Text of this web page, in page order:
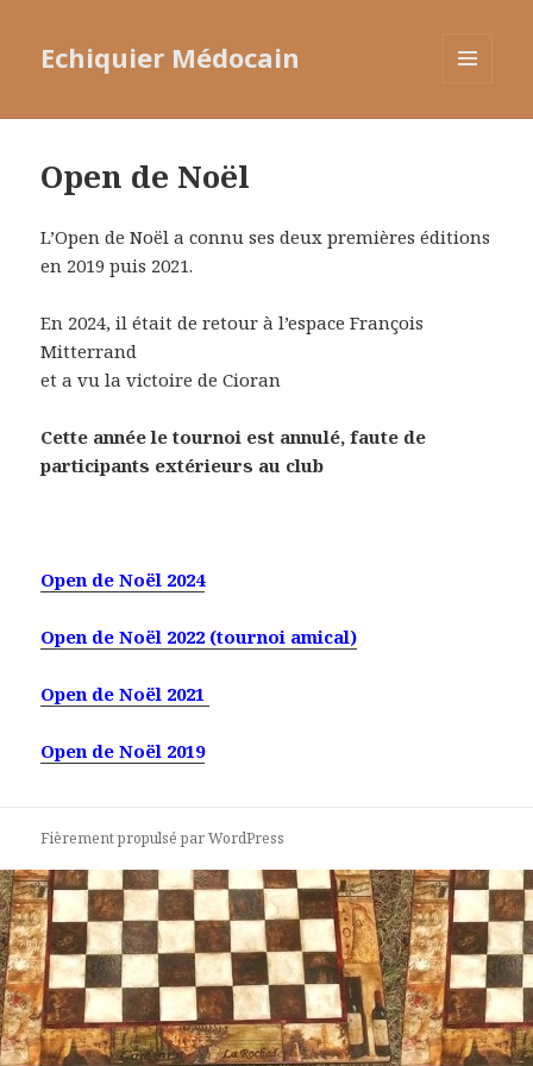
Echiquier Médocain
Open de Noël
L’Open de Noël a connu ses deux premières éditions
en 2019 puis 2021.
En 2024, il était de retour à l’espace François
Mitterrand
et a vu la victoire de Cioran
Cette année le tournoi est annulé, faute de
participants extérieurs au club
Open de Noël 2024
Open de Noël 2022 (tournoi amical)
Open de Noël 2021
Open de Noël 2019
Fièrement propulsé par WordPress